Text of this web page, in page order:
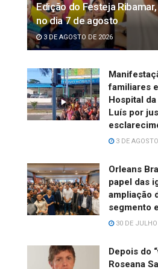
Edição do Festeja
no dia 7 de agosto
3 DE AGOSTO DE 2026
familiares
Hospital
Luís por
3 DE
Orleans
papel das
ampliação
segmento
30 DE JULHO
Depois do
Roseana